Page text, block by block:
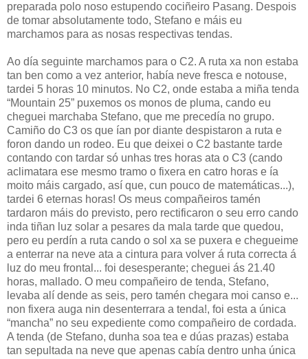
preparada polo noso estupendo cociñeiro Pasang. Despois
de tomar absolutamente todo, Stefano e máis eu
marchamos para as nosas respectivas tendas.
Ao día seguinte marchamos para o C2. A ruta xa non estaba
tan ben como a vez anterior, había neve fresca e notouse,
tardei 5 horas 10 minutos. No C2, onde estaba a miña tenda
“Mountain 25” puxemos os monos de pluma, cando eu
cheguei marchaba Stefano, que me precedía no grupo.
Camiño do C3 os que ían por diante despistaron a ruta e
foron dando un rodeo. Eu que deixei o C2 bastante tarde
contando con tardar só unhas tres horas ata o C3 (cando
aclimatara ese mesmo tramo o fixera en catro horas e ía
moito máis cargado, así que, cun pouco de matemáticas...),
tardei 6 eternas horas! Os meus compañeiros tamén
tardaron máis do previsto, pero rectificaron o seu erro cando
inda tiñan luz solar a pesares da mala tarde que quedou,
pero eu perdín a ruta cando o sol xa se puxera e chegueime
a enterrar na neve ata a cintura para volver á ruta correcta á
luz do meu frontal... foi desesperante; cheguei ás 21.40
horas, mallado. O meu compañeiro de tenda, Stefano,
levaba alí dende as seis, pero tamén chegara moi canso e...
non fixera auga nin desenterrara a tenda!, foi esta a única
“mancha” no seu expediente como compañeiro de cordada.
A tenda (de Stefano, dunha soa tea e dúas prazas) estaba
tan sepultada na neve que apenas cabía dentro unha única